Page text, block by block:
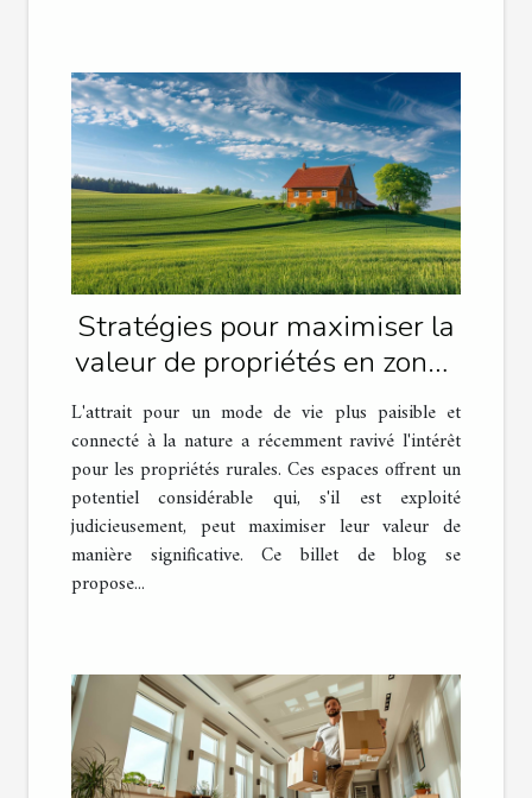
Stratégies pour maximiser la
valeur de propriétés en zones
rurales
L'attrait pour un mode de vie plus paisible et
connecté à la nature a récemment ravivé l'intérêt
pour les propriétés rurales. Ces espaces offrent un
potentiel considérable qui, s'il est exploité
judicieusement, peut maximiser leur valeur de
manière significative. Ce billet de blog se
propose...